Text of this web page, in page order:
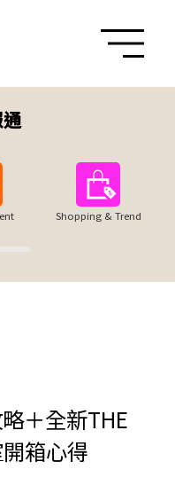
Shopping & Trend
略＋全新THE
箱心得